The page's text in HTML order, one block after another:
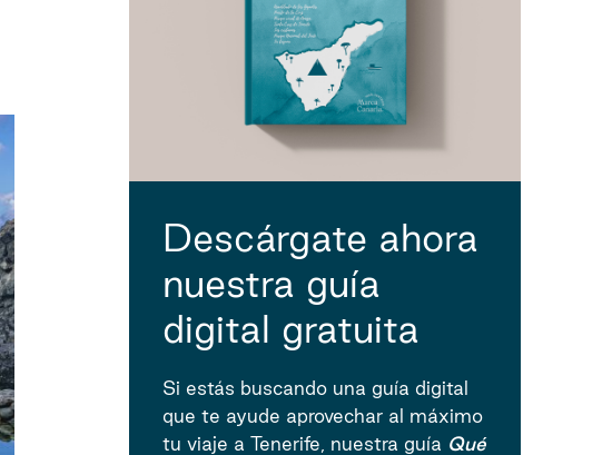
Descárgate ahora
nuestra guía
digital gratuita
Si estás buscando una guía digital
que te ayude aprovechar al máximo
tu viaje a Tenerife, nuestra guía Qué